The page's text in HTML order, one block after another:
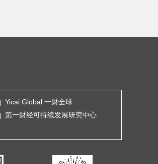
Yicai Global 一财全球
第一财经可持续发展研究中心